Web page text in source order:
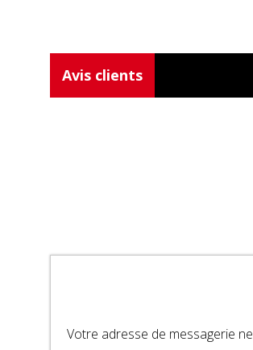
Avis clients
Votre adresse de messagerie